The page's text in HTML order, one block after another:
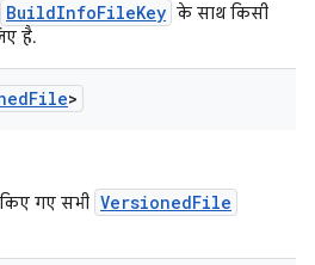
BuildInfoFileKey के साथ किसी
है.
File>
गए सभी VersionedFile